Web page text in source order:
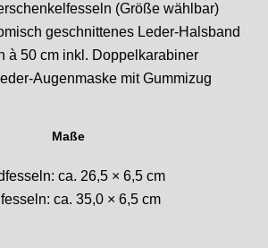
(Größe wählbar)
geschnittenes Leder-Halsband
à 50 cm inkl. Doppelkarabiner
Augenmaske mit Gummizug
Maße
ca. 26,5 × 6,5 cm
ca. 35,0 × 6,5 cm